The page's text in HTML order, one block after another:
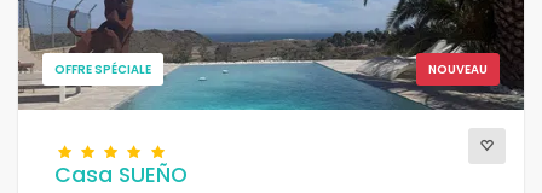
NOUVEAU
OFFRE SPÉCIALE
Casa SUEÑO